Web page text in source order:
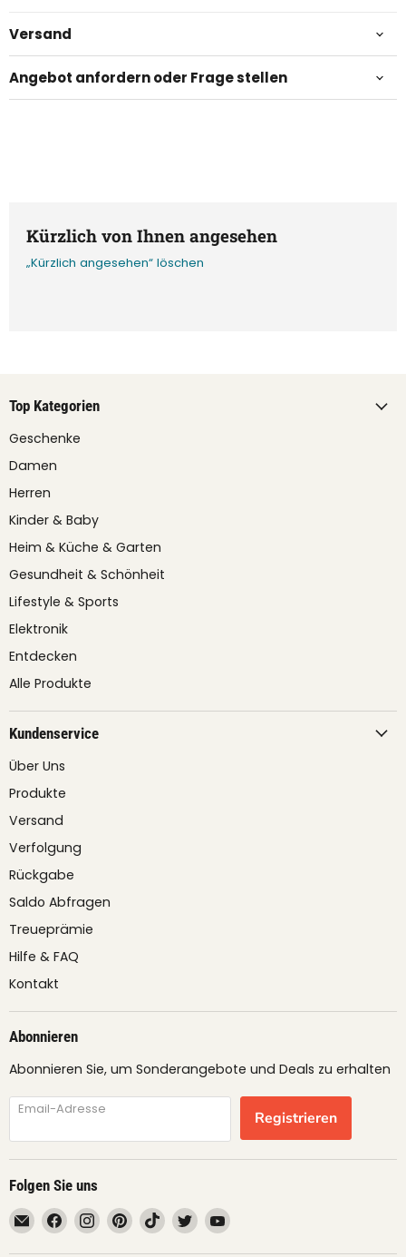
Versand
Angebot anfordern oder Frage stellen
Kürzlich von Ihnen angesehen
„Kürzlich angesehen“ löschen
Top Kategorien
Geschenke
Damen
Herren
Kinder & Baby
Heim & Küche & Garten
Gesundheit & Schönheit
Lifestyle & Sports
Elektronik
Entdecken
Alle Produkte
Kundenservice
Über Uns
Produkte
Versand
Verfolgung
Rückgabe
Saldo Abfragen
Treueprämie
Hilfe & FAQ
Kontakt
Abonnieren
Abonnieren Sie, um Sonderangebote und Deals zu erhalten
Email-Adresse Registrieren
Folgen Sie uns
Email
fruimundo
Finden
Sie
Finden
Sie
Finden
Sie
Finden
Sie
Finden
Sie
Finden